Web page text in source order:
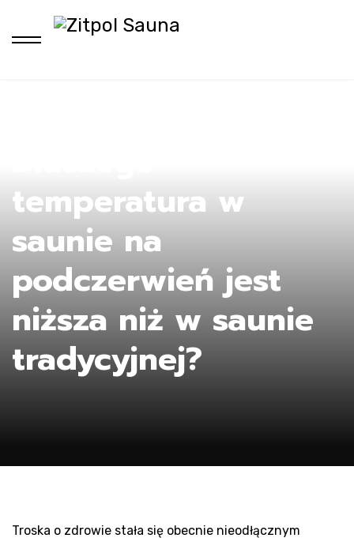
temperatura w
saunie na
podczerwień jest
niższa niż w saunie
tradycyjnej?
Troska o zdrowie stała się obecnie nieodłącznym